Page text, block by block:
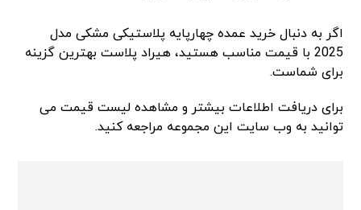
اگر به دنبال خرید عمده چهارپایه پلاستیکی مشکی مدل
2025 با قیمت مناسب هستید، هیراد پلاست بهترین گزینه
برای شماست.
برای دریافت اطلاعات بیشتر و مشاهده لیست قیمت می
توانید به وب سایت این مجموعه مراجعه کنید.